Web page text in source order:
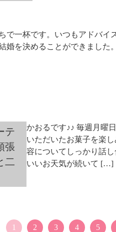
で一杯です。いつもアドバイ
婚を決めることができました
テ
張
二
かおるです♪♪ 毎週月曜
いただいたお菓子を楽
容についてしっかり話
いいお天気が続いて […]
1 2 3 4 5